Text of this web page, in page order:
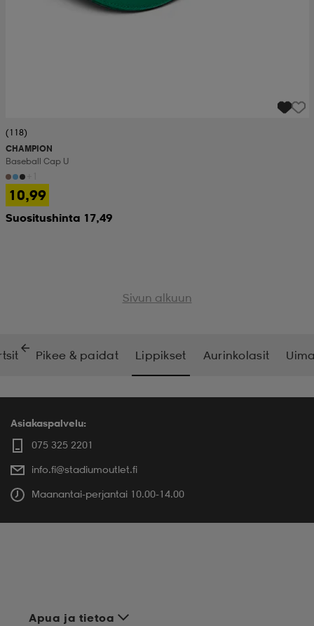
(118)
CHAMPION
Baseball Cap U
10,99
Suositushinta 17,49
Sivun alkuun
Pikee & paidat Lippikset Aurinkolasit
Asiakaspalvelu:
075 325 2201
info.fi@stadiumoutlet.fi
Maanantai-perjantai 10.00-14.00
Apua ja tietoa